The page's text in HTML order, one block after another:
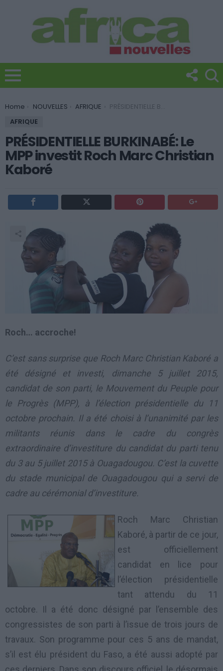
You are here:
Home NOUVELLES AFRIQUE
PRÉSIDENTIELLE BURKINABÉ: Le MPP investit Roch Marc Christian Kaboré
AFRIQUE
PRÉSIDENTIELLE BURKINABÉ: Le
MPP investit Roch Marc Christian
Kaboré
Roch… accroche!
C’est sans surprise que Roch Marc Christian Kaboré a
été désigné et investi, dimanche 5 juillet 2015,
candidat de son parti, le Mouvement du Peuple pour
le Progrès (MPP), à l’élection présidentielle du 11
octobre prochain. Il a été choisi à l’unanimité par les
militants réunis dans le cadre du congrès
extraordinaire d’investiture du candidat du parti tenu
du 3 au 5 juillet 2015 à Ouagadougou. C’est la cuvette
du stade municipal de Ouagadougou qui a servi de
cadre au cérémonial d’investiture.
Roch Marc Christian
Kaboré, à partir de ce jour,
est officiellement
candidat en lice pour
l’élection présidentielle
tant attendu du 11
octobre. Il a été donc désigné par l’ensemble des
congressistes de son parti à l’issue de trois jours de
travaux. Son programme pour ces 5 ans de mandat,
s’il est élu président du Faso, a été aussi adopté par